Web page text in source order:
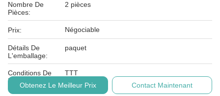
Nombre De
Pièces:
2 pièces
Prix: Négociable
Détails De
L'emballage:
paquet
Conditions De
Paiement:
TTT
Obtenez Le Meilleur Prix
Contact Maintenant